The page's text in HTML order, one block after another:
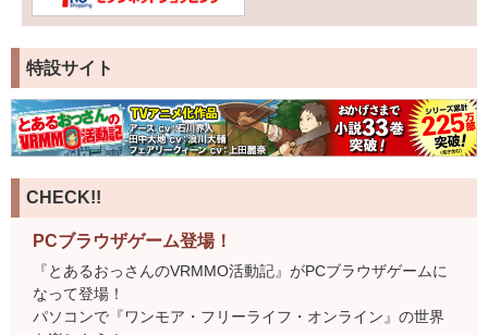
特設サイト
CHECK!!
PCブラウザゲーム登場！
『とあるおっさんのVRMMO活動記』がPCブラウザゲームに
なって登場！
パソコンで『ワンモア・フリーライフ・オンライン』の世界